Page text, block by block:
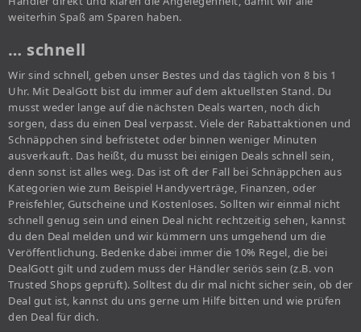
weiterhin Spaß am Sparen haben.
… schnell
Wir sind schnell, geben unser Bestes und das täglich von 8 bis 1
Uhr. Mit DealGott bist du immer auf dem aktuellsten Stand. Du
musst weder lange auf die nächsten Deals warten, noch dich
sorgen, dass du einen Deal verpasst. Viele der Rabattaktionen und
Schnäppchen sind befristetet oder binnen weniger Minuten
ausverkauft. Das heißt, du musst bei einigen Deals schnell sein,
denn sonst ist alles weg. Das ist oft der Fall bei Schnäppchen aus
Kategorien wie zum Beispiel Handyverträge, Finanzen, oder
Preisfehler, Gutscheine und Kostenloses. Sollten wir einmal nicht
schnell genug sein und einen Deal nicht rechtzeitig sehen, kannst
du den Deal melden und wir kümmern uns umgehend um die
Veröffentlichung. Bedenke dabei immer die 10% Regel, die bei
DealGott gilt und zudem muss der Händler seriös sein (z.B. von
Trusted Shops geprüft). Solltest du dir mal nicht sicher sein, ob der
Deal gut ist, kannst du uns gerne um Hilfe bitten und wie prüfen
den Deal für dich.